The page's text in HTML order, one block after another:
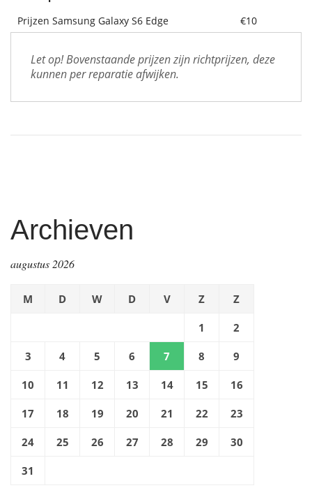
Prijzen Samsung Galaxy S6 Edge
€10
Let op! Bovenstaande prijzen zijn richtprijzen, deze
kunnen per reparatie afwijken.
Archieven
augustus 2026
M D W D V Z Z
1 2
3 4 5 6 7 8 9
10 11 12 13 14 15 16
17 18 19 20 21 22 23
24 25 26 27 28 29 30
31